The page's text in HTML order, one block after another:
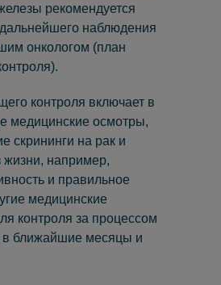
рекомендуется
наблюдения
онкологом (план
контроля включает в
медицинские осмотры,
скрининги на рак и
жизни, например,
и правильное
медицинские
контроля за процессом
в ближайшие месяцы и